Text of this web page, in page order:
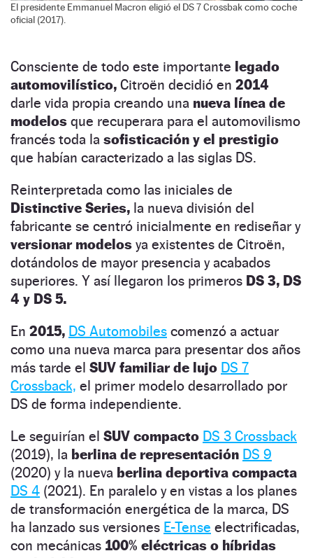
El presidente Emmanuel Macron eligió el DS 7 Crossbak como coche
oficial (2017).
Consciente de todo este importante legado
automovilístico, Citroën decidió en 2014
darle vida propia creando una nueva línea de
modelos que recuperara para el automovilismo
francés toda la sofisticación y el prestigio
que habían caracterizado a las siglas DS.
Reinterpretada como las iniciales de
Distinctive Series, la nueva división del
fabricante se centró inicialmente en rediseñar y
versionar modelos ya existentes de Citroën,
dotándolos de mayor presencia y acabados
superiores. Y así llegaron los primeros DS 3, DS
4 y DS 5.
En 2015, DS Automobiles comenzó a actuar
como una nueva marca para presentar dos años
más tarde el SUV familiar de lujo DS 7
Crossback, el primer modelo desarrollado por
DS de forma independiente.
Le seguirían el SUV compacto DS 3 Crossback
(2019), la berlina de representación DS 9
(2020) y la nueva berlina deportiva compacta
DS 4 (2021). En paralelo y en vistas a los planes
de transformación energética de la marca, DS
ha lanzado sus versiones E-Tense electrificadas,
con mecánicas 100% eléctricas o híbridas